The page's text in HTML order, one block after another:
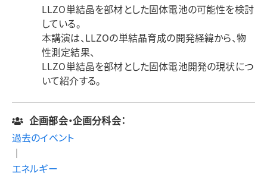
LLZO単結晶を部材とした固体電池の可能性を検討
している。
本講演は、LLZOの単結晶育成の開発経緯から、物
性測定結果、
LLZO単結晶を部材とした固体電池開発の現状につ
いて紹介する。
企画部会・企画分科会：
過去のイベント
｜
エネルギー